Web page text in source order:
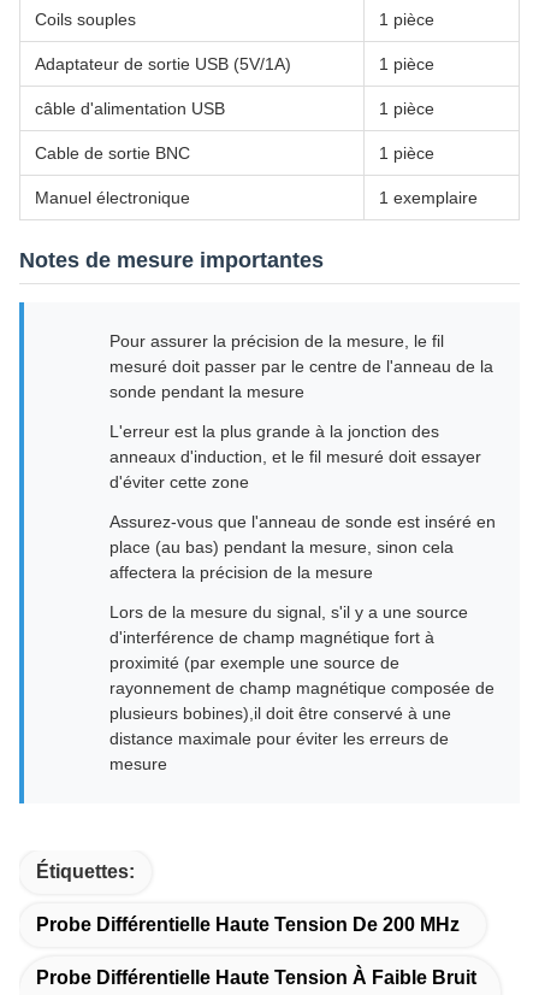
Coils souples 1 pièce
Adaptateur de sortie USB (5V/1A) 1 pièce
câble d'alimentation USB 1 pièce
Cable de sortie BNC 1 pièce
Manuel électronique 1 exemplaire
Notes de mesure importantes
Pour assurer la précision de la mesure, le fil
mesuré doit passer par le centre de l'anneau de la
sonde pendant la mesure
L'erreur est la plus grande à la jonction des
anneaux d'induction, et le fil mesuré doit essayer
d'éviter cette zone
Assurez-vous que l'anneau de sonde est inséré en
place (au bas) pendant la mesure, sinon cela
affectera la précision de la mesure
Lors de la mesure du signal, s'il y a une source
d'interférence de champ magnétique fort à
proximité (par exemple une source de
rayonnement de champ magnétique composée de
plusieurs bobines),il doit être conservé à une
distance maximale pour éviter les erreurs de
mesure
Étiquettes:
Probe Différentielle Haute Tension De 200 MHz
Probe Différentielle Haute Tension À Faible Bruit